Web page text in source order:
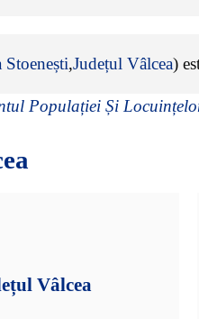
,Județul Vâlcea)
Populației Și
Vâlcea